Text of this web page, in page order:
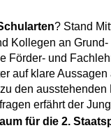
? Stand
Kollegen an Grund-
Förder- und
auf klare Aussagen
den ausstehenden
erfährt der
für die 2.